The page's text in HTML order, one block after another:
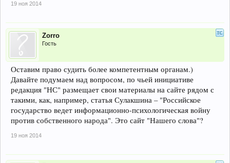
19 ноя 2014
Zorro
Гость
Оставим право судить более компетентным органам.)
Давайте подумаем над вопросом, по чьей инициативе
редакция "НС" размещает свои материалы на сайте рядом с
такими, как, например, статья Сулакшина – "Российское
государство ведет информационно-психологическая войну
против собственного народа". Это сайт "Нашего слова"?
19 ноя 2014